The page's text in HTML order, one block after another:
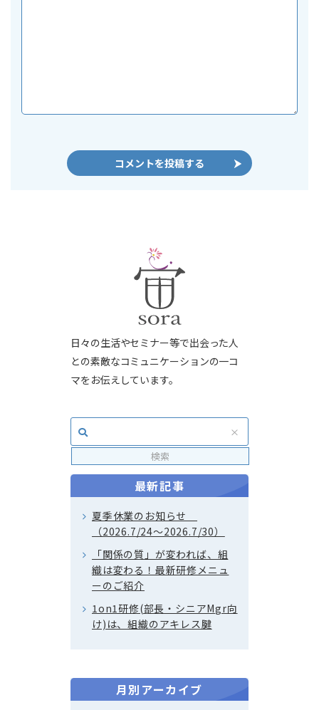
日々の生活やセミナー等で出会った人
との素敵なコミュニケーションの一コ
マをお伝えしています。
最新記事
夏季休業のお知らせ
（2026.7/24～2026.7/30）
「関係の質」が変われば、組
織は変わる！最新研修メニュ
ーのご紹介
1on1研修(部長・シニアMgr向
け)は、組織のアキレス腱
月別アーカイブ